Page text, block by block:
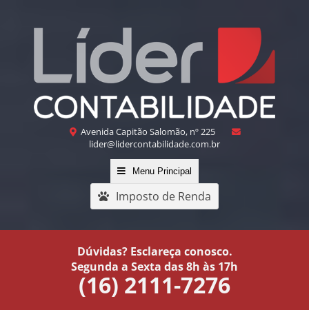
Avenida Capitão Salomão, nº 225
lider@lidercontabilidade.com.br
Menu Principal
Imposto de Renda
Dúvidas? Esclareça conosco.
Segunda a Sexta das 8h às 17h
(16) 2111-7276